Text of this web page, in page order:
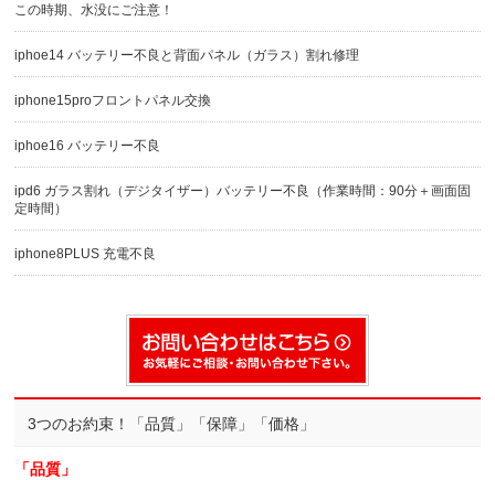
この時期、水没にご注意！
iphoe14 バッテリー不良と背面パネル（ガラス）割れ修理
iphone15proフロントパネル交換
iphoe16 バッテリー不良
ipd6 ガラス割れ（デジタイザー）バッテリー不良（作業時間：90分＋画面固
定時間）
iphone8PLUS 充電不良
3つのお約束！「品質」「保障」「価格」
「品質」